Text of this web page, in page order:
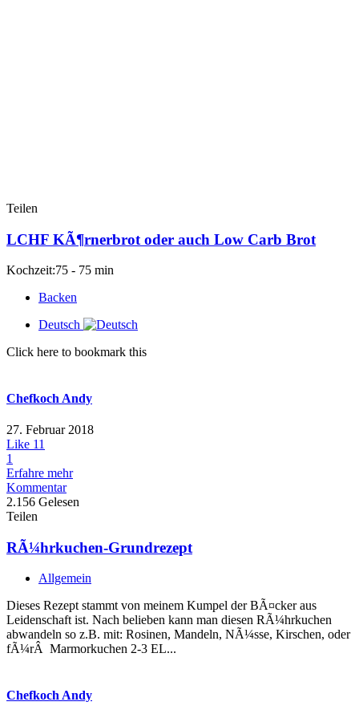
Teilen
LCHF KÃ¶rnerbrot oder auch Low Carb Brot
Kochzeit:75 - 75 min
Backen
Deutsch
Click here to bookmark this
Chefkoch Andy
27. Februar 2018
Like 11
1
Erfahre mehr
Kommentar
2.156 Gelesen
Teilen
RÃ¼hrkuchen-Grundrezept
Allgemein
Dieses Rezept stammt von meinem Kumpel der BÃ¤cker aus
Leidenschaft ist. Nach belieben kann man diesen RÃ¼hrkuchen
abwandeln so z.B. mit: Rosinen, Mandeln, NÃ¼sse, Kirschen, oder
fÃ¼rÂ Marmorkuchen 2-3 EL...
Chefkoch Andy